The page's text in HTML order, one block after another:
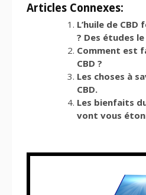
Articles Connexes:
L’huile de
? Des études
Comment est
CBD ?
Les choses à
CBD.
Les bienfaits
vont vous